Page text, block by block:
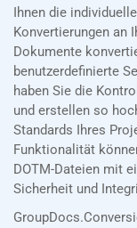
Ihnen die
Konvertierungen an
Dokumente
benutzerdefinierte
haben Sie die
und erstellen so
Standards Ihres
Funktionalität
DOTM-Dateien mit
Sicherheit und